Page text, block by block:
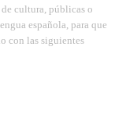
cultura, públicas o
española, para que
con las siguientes